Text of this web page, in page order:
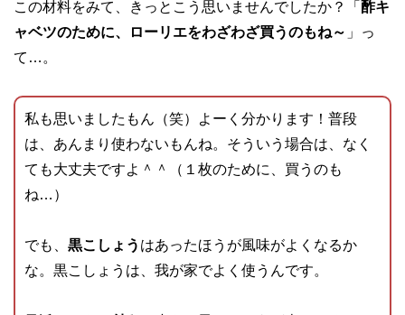
この材料をみて、きっとこう思いませんでしたか？「 酢キ
ャベツのために、ローリエをわざわざ買うのもね～ 」っ
て…。
私も思いましたもん（笑）よーく分かります！普段
は、あんまり使わないもんね。そういう場合は、なく
ても大丈夫ですよ＾＾（１枚のために、買うのも
ね…）
でも、 黒こしょう はあったほうが風味がよくなるか
な。黒こしょうは、我が家でよく使うんです。